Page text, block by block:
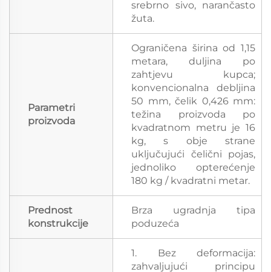
srebrno sivo, narančasto
žuta.
Parametri
proizvoda
Ograničena širina od 1,15
metara, duljina po
zahtjevu kupca;
konvencionalna debljina
50 mm, čelik 0,426 mm:
težina proizvoda po
kvadratnom metru je 16
kg, s obje strane
uključujući čelični pojas,
jednoliko opterećenje
180 kg / kvadratni metar.
Prednost
konstrukcije
Brza ugradnja tipa
poduzeća
1. Bez deformacija:
zahvaljujući principu